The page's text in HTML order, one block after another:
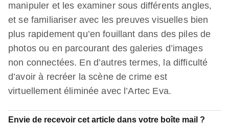
manipuler et les examiner sous différents angles,
et se familiariser avec les preuves visuelles bien
plus rapidement qu’en fouillant dans des piles de
photos ou en parcourant des galeries d’images
non connectées. En d’autres termes, la difficulté
d’avoir à recréer la scène de crime est
virtuellement éliminée avec l’Artec Eva.
Envie de recevoir cet article dans votre boîte mail ?